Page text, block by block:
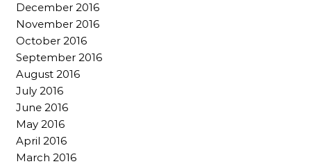
December 2016
November 2016
October 2016
September 2016
August 2016
July 2016
June 2016
May 2016
April 2016
March 2016